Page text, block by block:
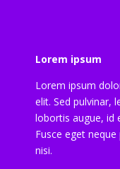
Lorem ipsum
Lorem ipsum
elit. Sed pulvinar,
lobortis augue, id
Fusce eget
nisi.